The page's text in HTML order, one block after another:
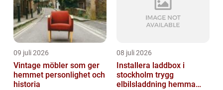
09 juli 2026
Vintage möbler som ger
hemmet personlighet och
historia
08 juli 2026
Installera laddbox i
stockholm trygg
elbilsladdning hemma